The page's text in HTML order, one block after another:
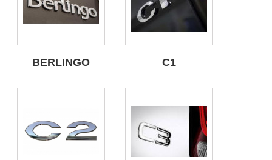
BERLINGO C1